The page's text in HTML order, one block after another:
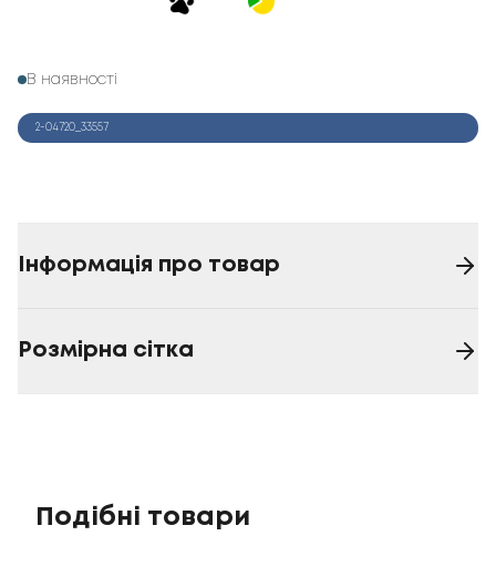
В наявності
2-04720_33557
Інформація про товар
Розмірна сітка
Подібні товари